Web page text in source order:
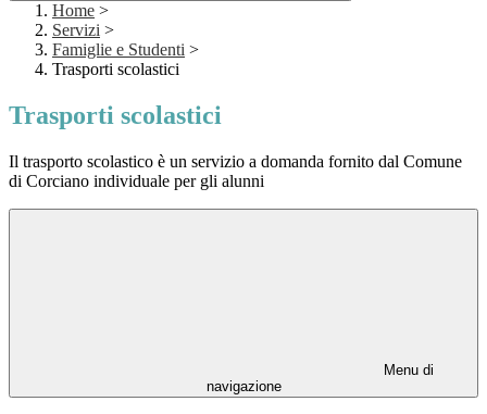
Home >
Servizi >
Famiglie e Studenti >
Trasporti scolastici
Trasporti scolastici
Il trasporto scolastico è un servizio a domanda fornito dal Comune
di Corciano individuale per gli alunni
Menu di
navigazione